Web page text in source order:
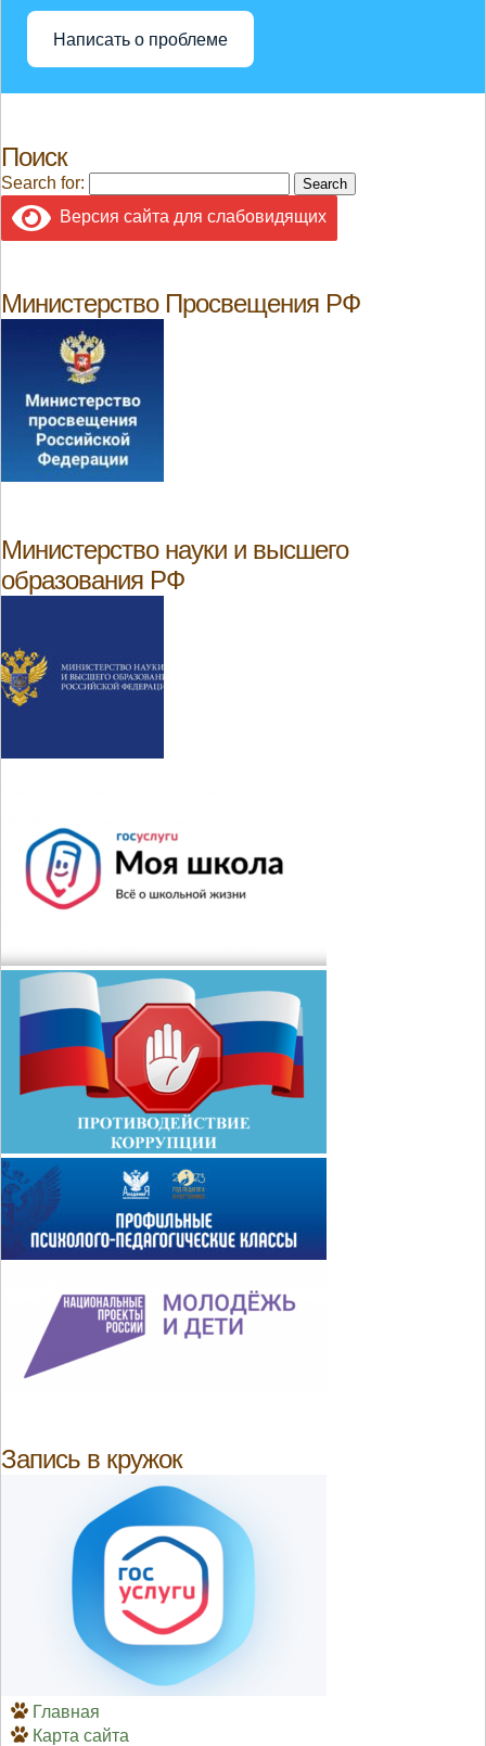
Написать о проблеме
Поиск
Search for:
Версия сайта для слабовидящих
Министерство Просвещения РФ
Министерство науки и высшего
образования РФ
Запись в кружок
Главная
Карта сайта